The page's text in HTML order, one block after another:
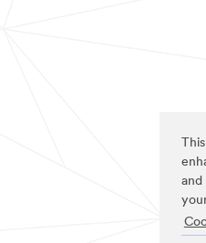
and